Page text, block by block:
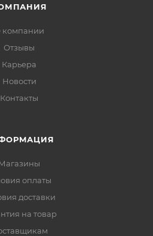
компании
Отзывы
Карьера
Новости
Контакты
оплаты
доставки
на товар